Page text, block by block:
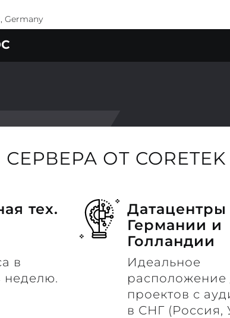
Germany
ОТ CORETEK
тех.
в
неделю.
Датацентры
Германии и
Голландии
Идеальное
расположение
проектов с
в СНГ (Россия,